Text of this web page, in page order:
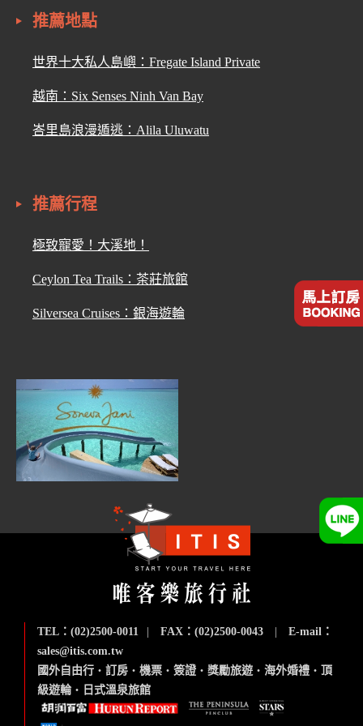
推薦地點
世界十大私人島嶼：Fregate Island Private
越南：Six Senses Ninh Van Bay
峇里島浪漫遁逃：Alila Uluwatu
推薦行程
極致寵愛！大溪地！
Ceylon Tea Trails：茶莊旅館
Silversea Cruises：銀海遊輪
TEL：(02)2500-0011 FAX：(02)2500-0043
E-mail：
sales@itis.com.tw
國外自由行 ‧ 訂房 ‧ 機票 ‧ 簽證 ‧ 獎勵旅遊 ‧ 海外婚禮 ‧
頂
級遊輪 ‧ 日式溫泉旅館